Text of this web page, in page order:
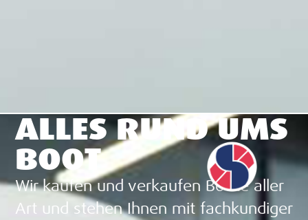
ALLES RUND UMS
BOOT
Wir kaufen und verkaufen Boote aller
Art und stehen Ihnen mit fachkundiger